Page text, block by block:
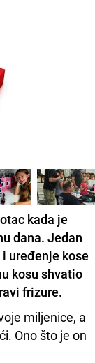
kada je
dana. Jedan
uređenje kose
kosu shvatio
frizure.
miljenice, a
Ono što je on